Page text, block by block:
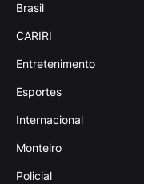
Brasil
CARIRI
Entretenimento
Esportes
Internacional
Monteiro
Policial